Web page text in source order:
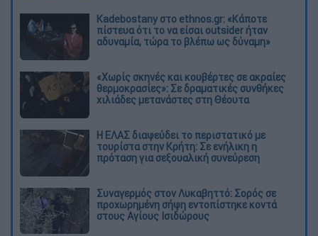
Kadebostany στο ethnos.gr: «Κάποτε
πίστευα ότι το να είσαι outsider ήταν
αδυναμία, τώρα το βλέπω ως δύναμη»
«Χωρίς σκηνές και κουβέρτες σε ακραίες
θερμοκρασίες»: Σε δραματικές συνθήκες
χιλιάδες μετανάστες στη Θέουτα
Η ΕΛΑΣ διαψεύδει το περιστατικό με
τουρίστα στην Κρήτη: Σε ενήλικη η
πρόταση για σεξουαλική συνεύρεση
Συναγερμός στον Λυκαβηττό: Σορός σε
προχωρημένη σήψη εντοπίστηκε κοντά
στους Αγίους Ισιδώρους